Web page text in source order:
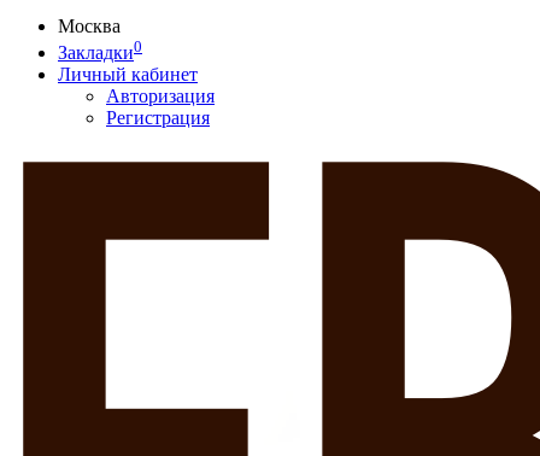
Москва
Закладки0
Личный кабинет
Авторизация
Регистрация